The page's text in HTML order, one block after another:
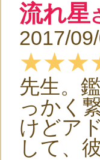
流れ星
2017/
先生。
っかく
けどア
して、